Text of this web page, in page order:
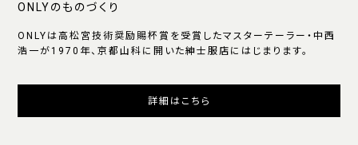
ONLYのものづくり
ONLYは高松宮技術奨励賜杯賞を受賞したマスターテーラー・中西
浩一が1970年、京都山科に開いた紳士服店にはじまります。
詳細はこちら